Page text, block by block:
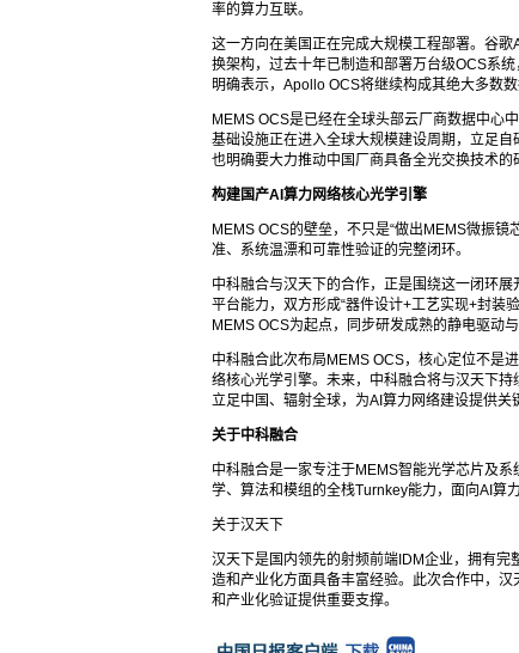
率的算力互联。
这一方向在美国正在完成大规模工程部署。谷
换架构，过去十年已制造和部署万台级OCS系
明确表示，Apollo OCS将继续构成其绝大多数
MEMS OCS是已经在全球头部云厂商数据中心
基础设施正在进入全球大规模建设周期，立足
也明确要大力推动中国厂商具备全光交换技术
构建国产AI算力网络核心光学引擎
MEMS OCS的壁垒，不只是“做出MEMS微振
准、系统温漂和可靠性验证的完整闭环。
中科融合与汉天下的合作，正是围绕这一闭环
平台能力，双方形成“器件设计+工艺实现+封装
MEMS OCS为起点，同步研发成熟的静电驱动
中科融合此次布局MEMS OCS，核心定位不是
络核心光学引擎。未来，中科融合将与汉天下
立足中国、辐射全球，为AI算力网络建设提供关
关于中科融合
中科融合是一家专注于MEMS智能光学芯片及
学、算法和模组的全栈Turnkey能力，面向AI算
关于汉天下
汉天下是国内领先的射频前端IDM企业，拥有完
造和产业化方面具备丰富经验。此次合作中，
和产业化验证提供重要支撑。